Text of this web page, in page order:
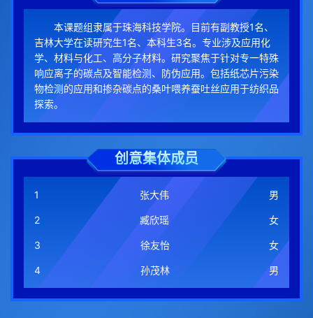
本课题组隶属于珠海科技学院。目前有副教授1名、
吉林大学在读研究生1名、本科生3名。专业涉及应用化
学、材料与化工、高分子材料。研究聚焦于针对专一特殊
响应离子的碳点及智能检测、防伪应用。包括纸芯片污染
物检测的应用和掺杂碳点的桑叶喂养蚕吐丝应用于纺织品
探索。
创意集体成员
1 张大伟 男
2 臧欣瑶 女
3 徐友怡 女
4 孙茂林 男